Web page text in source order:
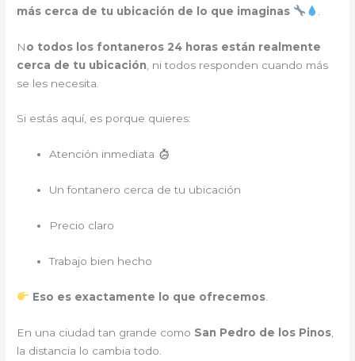
más cerca de tu ubicación de lo que imaginas
No todos los fontaneros 24 horas están realmente
cerca de tu ubicación , ni todos responden cuando más
se les necesita.
Si estás aquí, es porque quieres:
Atención inmediata
Un fontanero cerca de tu ubicación
Precio claro
Trabajo bien hecho
Eso es exactamente lo que ofrecemos.
En una ciudad tan grande como San Pedro de los Pinos
la distancia lo cambia todo.